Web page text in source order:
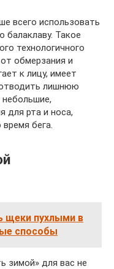
всего использовать
балаклаву. Такое
технологичного
обмерзания и
к лицу, имеет
лишнюю
небольшие,
для рта и носа,
бега.
щеки пухлыми в
способы
зимой» для вас не